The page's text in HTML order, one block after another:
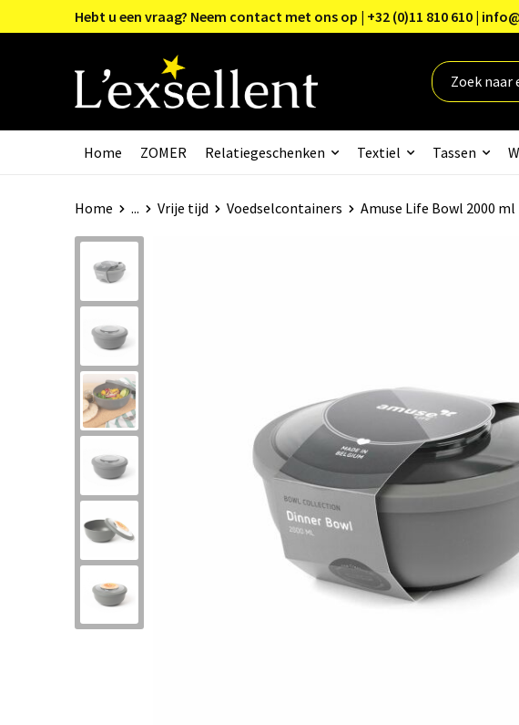
Hebt u een vraag? Neem contact met ons op | +32 (0)11 810 610 |
Home ZOMER Relatiegeschenken Textiel Tassen
Home ... Vrije tijd Voedselcontainers Amuse Life Bowl 2000 ml